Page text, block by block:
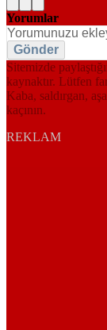
Yorumlar
Gönder
Sitemizde
kaynaktır. Lütfen
Kaba, saldırgan,
kaçının.
REKLAM